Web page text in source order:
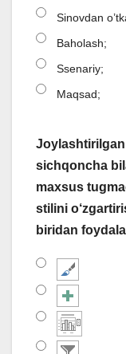
Sinovdan
Baholash;
Ssenariy;
Maqsad;
sichqoncha
maxsus
stilini
biridan